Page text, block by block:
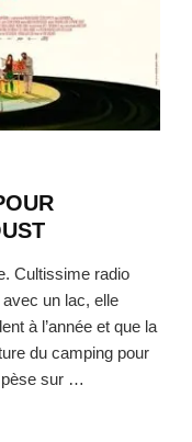
Cultissime radio
un lac, elle
à l’année et que la
du camping pour
pèse sur …